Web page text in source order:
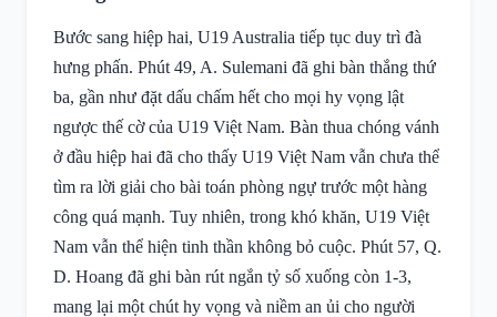
Bước sang hiệp hai, U19 Australia tiếp tục duy trì đà
hưng phấn. Phút 49, A. Sulemani đã ghi bàn thắng thứ
ba, gần như đặt dấu chấm hết cho mọi hy vọng lật
ngược thế cờ của U19 Việt Nam. Bàn thua chóng vánh
ở đầu hiệp hai đã cho thấy U19 Việt Nam vẫn chưa thể
tìm ra lời giải cho bài toán phòng ngự trước một hàng
công quá mạnh. Tuy nhiên, trong khó khăn, U19 Việt
Nam vẫn thể hiện tinh thần không bỏ cuộc. Phút 57, Q.
D. Hoang đã ghi bàn rút ngắn tỷ số xuống còn 1-3,
mang lại một chút hy vọng và niềm an ủi cho người